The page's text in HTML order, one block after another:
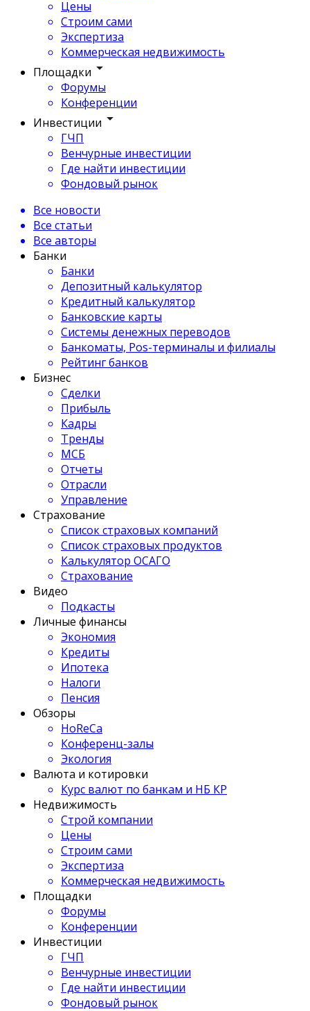
Цены
Строим сами
Экспертиза
Коммерческая недвижимость
Площадки
Форумы
Конференции
Инвестиции
ГЧП
Венчурные инвестиции
Где найти инвестиции
Фондовый рынок
Все новости
Все статьи
Все авторы
Банки
Банки
Депозитный калькулятор
Кредитный калькулятор
Банковские карты
Системы денежных переводов
Банкоматы, Pos-терминалы и филиалы
Рейтинг банков
Бизнес
Сделки
Прибыль
Кадры
Тренды
МСБ
Отчеты
Отрасли
Управление
Страхование
Список страховых компаний
Список страховых продуктов
Калькулятор ОСАГО
Страхование
Видео
Подкасты
Личные финансы
Экономия
Кредиты
Ипотека
Налоги
Пенсия
Обзоры
HoReCa
Конференц-залы
Экология
Валюта и котировки
Курс валют по банкам и НБ КР
Недвижимость
Строй компании
Цены
Строим сами
Экспертиза
Коммерческая недвижимость
Площадки
Форумы
Конференции
Инвестиции
ГЧП
Венчурные инвестиции
Где найти инвестиции
Фондовый рынок